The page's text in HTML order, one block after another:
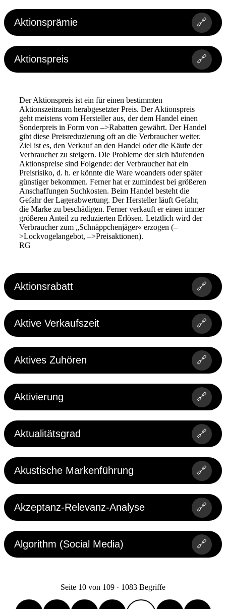
Aktionsprämie 🔗
Aktionspreis 🔗
Der Aktionspreis ist ein für einen bestimmten
Aktionszeitraum herabgesetzter Preis. Der Aktionspreis
geht meistens vom Hersteller aus, der dem Handel einen
Sonderpreis in Form von –>Rabatten gewährt. Der Handel
gibt diese Preisreduzierung oft an die Verbraucher weiter.
Ziel ist es, den Verkauf an den Handel oder die Käufe der
Verbraucher zu steigern. Die Probleme der sich häufenden
Aktionspreise sind Folgende: der Verbraucher hat ein
Preisrisiko, d. h. er könnte die Ware woanders oder später
günstiger bekommen. Ferner hat er zumindest bei größeren
Anschaffungen Suchkosten. Beim Handel besteht die
Gefahr der Lagerabwertung. Der Hersteller läuft Gefahr,
die Marke zu beschädigen. Ferner verkauft er einen immer
größeren Anteil zu reduzierten Erlösen. Letztlich wird der
Verbraucher zum „Schnäppchenjäger« erzogen (–
>Lockvogelangebot, –>Preisaktionen).
RG
Aktionsrabatt 🔗
Aktive Verkaufszeit 🔗
Aktives Zuhören 🔗
Aktivierung 🔗
Aktualitätsgrad 🔗
Akustische Markenführung 🔗
Akzeptanz-Relevanz-Analyse 🔗
Algorithm (Social Media) 🔗
Seite 10 von 109 · 1083 Begriffe